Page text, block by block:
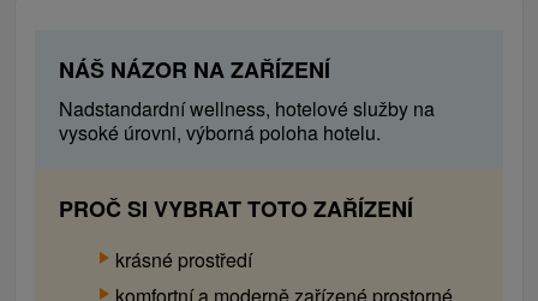
NÁŠ NÁZOR NA ZAŘÍZENÍ
Nadstandardní wellness, hotelové služby na
vysoké úrovni, výborná poloha hotelu.
PROČ SI VYBRAT TOTO ZAŘÍZENÍ
krásné prostředí
komfortní a moderně zařízené prostorné